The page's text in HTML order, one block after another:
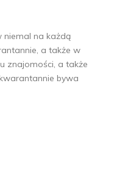
niemal na każdą
a także w
znajomości, a także
bywa